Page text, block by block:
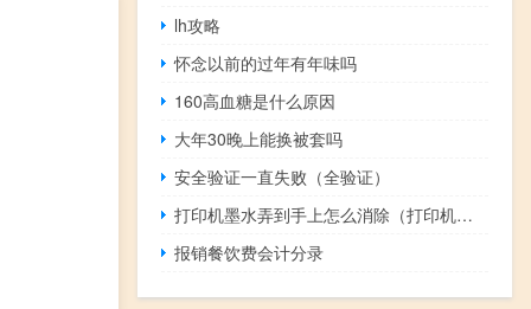
lh攻略
怀念以前的过年有年味吗
160高血糖是什么原因
大年30晚上能换被套吗
安全验证一直失败（全验证）
打印机墨水弄到手上怎么消除（打印机墨水）
报销餐饮费会计分录